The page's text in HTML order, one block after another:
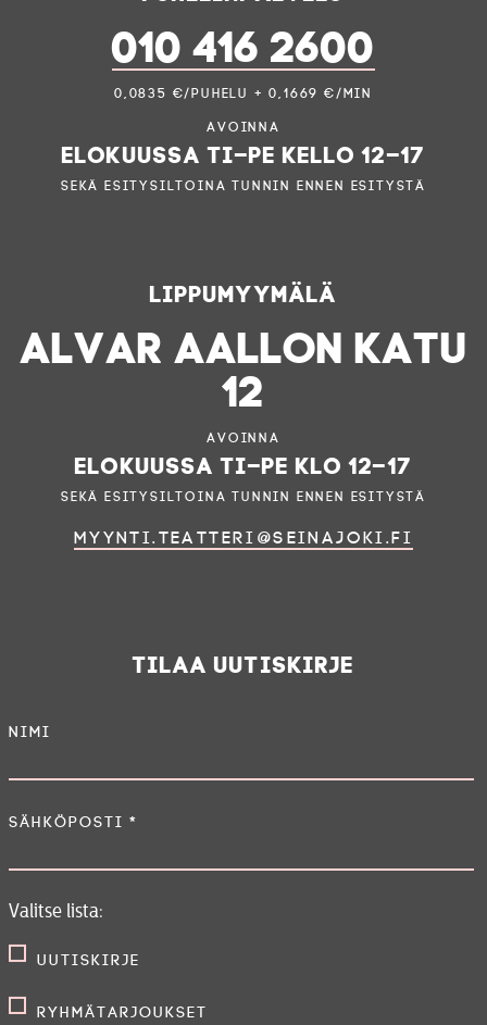
010 416 2600
0,0835 €/puhelu + 0,1669 €/min
Avoinna
elokuussa ti–pe kello 12–17
sekä esitysiltoina tunnin ennen esitystä
Lippumyymälä
ALVAR AALLON KATU
12
Avoinna
elokuussa ti–pe klo 12–17
sekä esitysiltoina tunnin ennen esitystä
myynti.teatteri@seinajoki.fi
Tilaa uutiskirje
Nimi
Sähköposti *
Valitse lista:
Uutiskirje
Ryhmätarjoukset